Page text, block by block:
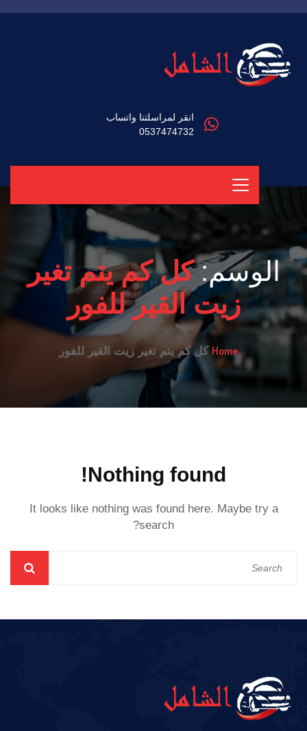
انقر لمراسلتنا واتساب
0537474732
الوسم:كل كم يتم تغير
زيت القير للفور
Home كل كم يتم تغير زيت القير للفور
Nothing found!
It looks like nothing was found here. Maybe try a
search?